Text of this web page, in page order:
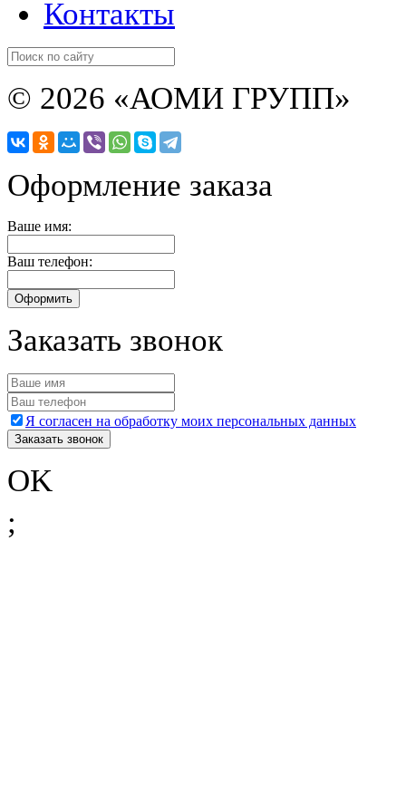
Контакты
© 2026 «АОМИ ГРУПП»
Оформление заказа
Ваше имя:
Ваш телефон:
Заказать звонок
Я согласен на обработку моих персональных данных
OK
;